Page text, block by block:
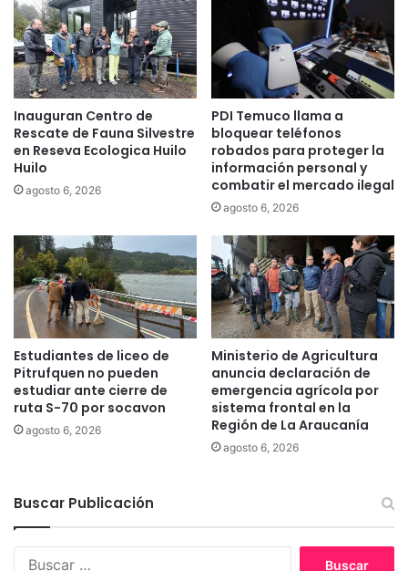
C
a
r
m
e
n
l
a
D
e
r
e
c
h
a
m
á
r
a
d
i
l
e
n
C
h
Inauguran Centro de
Rescate de Fauna Silvestre
en Reseva Ecologica Huilo
Huilo
agosto 6, 2026
PDI Temuco llama a
bloquear teléfonos
robados para proteger la
información personal y
combatir el mercado ilegal
agosto 6, 2026
Estudiantes de liceo de
Pitrufquen no pueden
estudiar ante cierre de
ruta S-70 por socavon
agosto 6, 2026
Ministerio de Agricultura
anuncia declaración de
emergencia agrícola por
sistema frontal en la
Región de La Araucanía
agosto 6, 2026
Buscar Publicación